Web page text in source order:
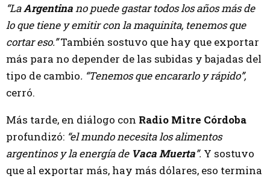
“LaArgentina no puede gastar todos los años más de
lo que tiene y emitir con la maquinita, tenemos que
cortar eso.”También sostuvo que hay que exportar
más para no depender de las subidas y bajadas del
tipo de cambio. “Tenemos que encararlo y rápido”,
cerró.
Más tarde, en diálogo con Radio Mitre Córdoba
profundizó: “el mundo necesita los alimentos
argentinos y la energía deVaca Muerta”. Y sostuvo
que al exportar más, hay más dólares, eso termina